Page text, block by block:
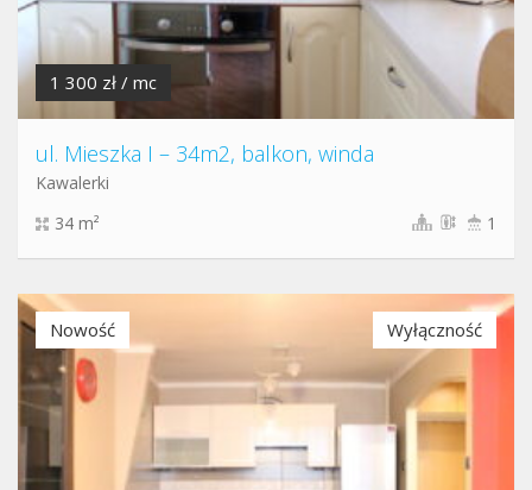
1 300 zł / mc
ul. Mieszka I – 34m2, balkon, winda
Kawalerki
34 m²
1
Nowość Wyłączność